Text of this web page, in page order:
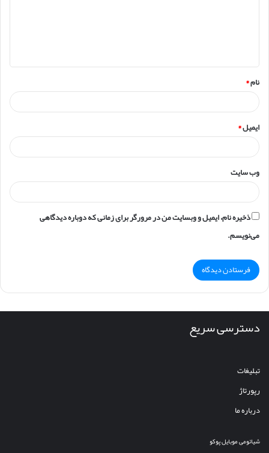
*
نام*
ایمیل*
وب‌ سایت
ذخیره نام، ایمیل و وبسایت من در مرورگر برای زمانی که دوباره دیدگاهی
می‌نویسم.
دسترسی سریع
تبلیغات
رپورتاژ
درباره ما
شیائومیموبایلپوکو